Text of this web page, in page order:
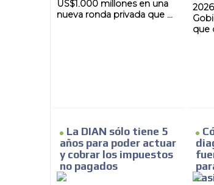
US$1.000 millones en una
nueva ronda privada que ...
que
La DIAN sólo tiene 5
años para poder actuar
y cobrar los impuestos
no pagados